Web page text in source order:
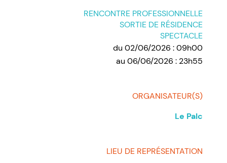
RENCONTRE PROFESSIONNELLE
SORTIE DE RÉSIDENCE
SPECTACLE
du 02/06/2026 : 09h00
au 06/06/2026 : 23h55
ORGANISATEUR(S)
Le Palc
LIEU DE REPRÉSENTATION